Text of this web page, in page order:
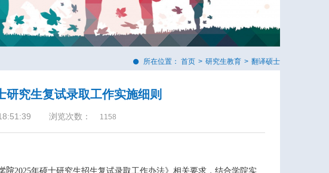
所在位置： 首页 > 研究生教育 > 翻译硕士
研究生复试录取工作实施细则
浏览次数： 1158
院2025年硕士研究生招生复试录取工作办法》相关要求，结合学院实